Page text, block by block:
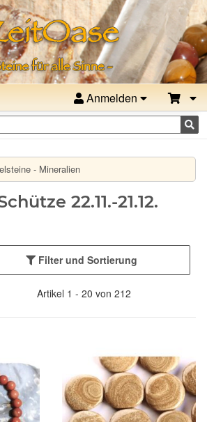
Anmelden
- Mineralien
22.11.-21.12.
Filter und Sortierung
Artikel 1 - 20 von 212